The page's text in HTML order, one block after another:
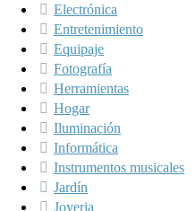
Electrónica
Entretenimiento
Equipaje
Fotografía
Herramientas
Hogar
Iluminación
Informática
Instrumentos musicales
Jardín
Joyeria